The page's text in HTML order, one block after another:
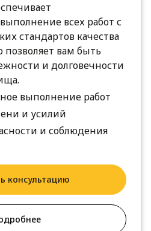
всех работ с
стандартов качества
позволяет вам быть
и долговечности
выполнение работ
и усилий
и соблюдения
консультацию